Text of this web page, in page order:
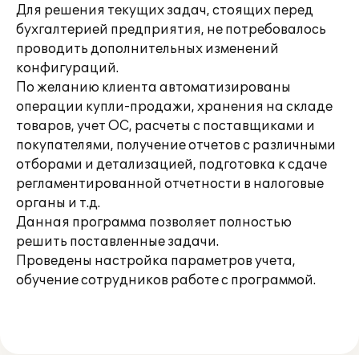
Для решения текущих задач, стоящих перед
бухгалтерией предприятия, не потребовалось
проводить дополнительных изменений
конфигураций.
По желанию клиента автоматизированы
операции купли-продажи, хранения на складе
товаров, учет ОС, расчеты с поставщиками и
покупателями, получение отчетов с различными
отборами и детализацией, подготовка к сдаче
регламентированной отчетности в налоговые
органы и т.д.
Данная программа позволяет полностью
решить поставленные задачи.
Проведены настройка параметров учета,
обучение сотрудников работе с программой.